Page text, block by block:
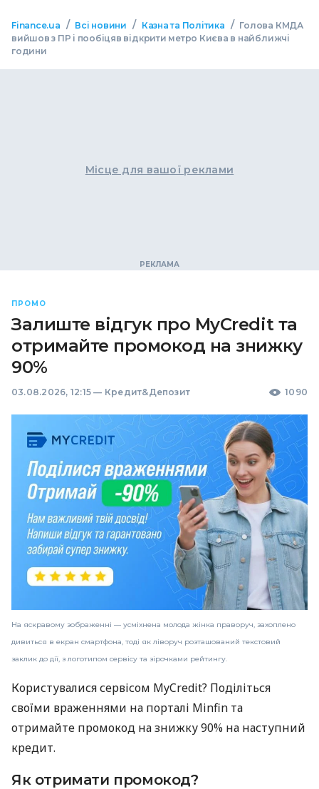
Finance.ua / Всі новини / Казна та Політика / Голова КМДА
вийшов з ПР і пообіцяв відкрити метро Києва в найближчі
години
Місце для вашої реклами
ПРОМО
Залиште відгук про MyCredit та
отримайте промокод на знижку
90%
03.08.2026, 12:15 — Кредит&Депозит 1090
На яскравому зображенні — усміхнена молода жінка праворуч, захоплено
дивиться в екран смартфона, тоді як ліворуч розташований текстовий
заклик до дії, з логотипом сервісу та зірочками рейтингу.
Користувалися сервісом MyCredit? Поділіться
своїми враженнями на порталі Minfin та
отримайте промокод на знижку 90% на наступний
кредит.
Як отримати промокод?